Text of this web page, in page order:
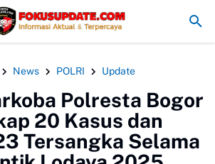
PT PMC Tunda Aktivitas di Lahan Sengketa
News POLRI Update
Polresta Bogor
20 Kasus dan
Tersangka Selama